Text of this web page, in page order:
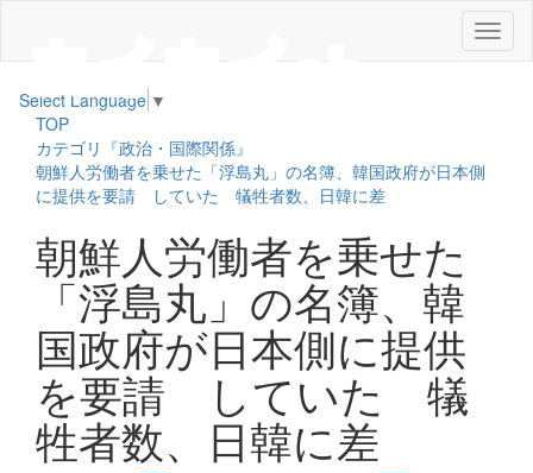
メ
ニ
Select Language ▼
TOP
カテゴリ『政治・国際関係』
朝鮮人労働者を乗せた「浮島丸」の名簿、韓国政府が日本側
に提供を要請 していた 犠牲者数、日韓に差
朝鮮人労働者を乗せた
「浮島丸」の名簿、韓
国政府が日本側に提供
を要請 していた 犠
牲者数、日韓に差